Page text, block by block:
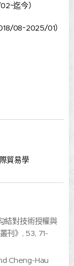
迄今）
08~2025/01）
貿易學
結對技術授權與
刊》, 53, 71-
Cheng-Hau